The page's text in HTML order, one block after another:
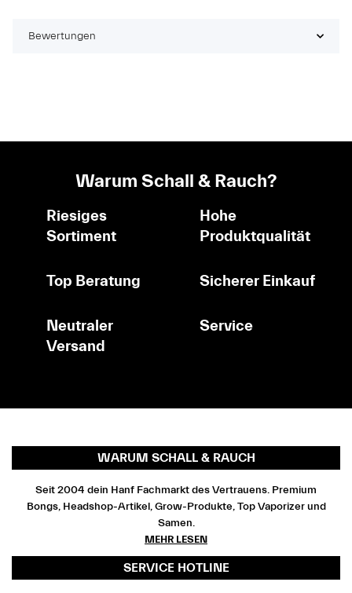
Bewertungen
Warum Schall & Rauch?
Riesiges
Sortiment
Hohe
Produktqualität
Top Beratung Sicherer Einkauf
Neutraler
Versand
Service
WARUM SCHALL & RAUCH
Seit 2004 dein Hanf Fachmarkt des Vertrauens. Premium
Bongs, Headshop-Artikel, Grow-Produkte, Top Vaporizer und
Samen.
MEHR LESEN
SERVICE HOTLINE